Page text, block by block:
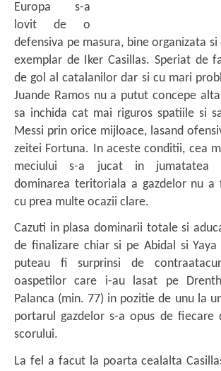
Europa s-a
lovit de o
defensiva pe masura, bine organizata
exemplar de Iker Casillas. Speriat de
de gol al catalanilor dar si cu mari
Juande Ramos nu a putut concepe
sa inchida cat mai riguros spatiile si
Messi prin orice mijloace, lasand
zeitei Fortuna. In aceste conditii, cea
meciului s-a jucat in jumatatea
dominarea teritoriala a gazdelor nu a
cu prea multe ocazii clare.
Cazuti in plasa dominarii totale si
de finalizare chiar si pe Abidal si Yaya
puteau fi surprinsi de
oaspetilor care i-au lasat pe
Palanca (min. 77) in pozitie de unu la
portarul gazdelor s-a opus de fiecare
scorului.
La fel a facut la poarta cealalta